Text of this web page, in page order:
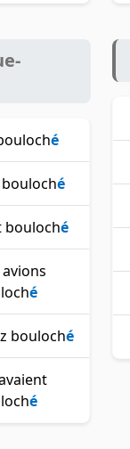
é
é
bouloché
é
bouloché
é